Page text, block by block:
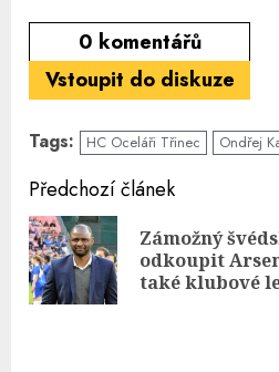
0 komentářů
Vstoupit do diskuze
Tags: HC Oceláři Třinec Ondřej
Continue
Reading
Předchozí článek
Zámožný
odkoupit
také klubové